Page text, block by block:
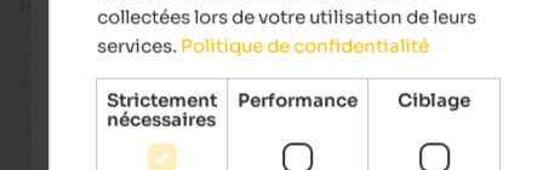
MMM Ripa - Château de Brunico
Schlossweg 2, I-39031 Brunico
Tél. +39 0474 410 220
Courrier électronique : ripa@messner-mountain-museum.it
Web : messner-mountain-museum.it
collectées lors de votre utilisation de leurs
services. Politique de confidentialité
Strictement
nécessaires
Performance Ciblage